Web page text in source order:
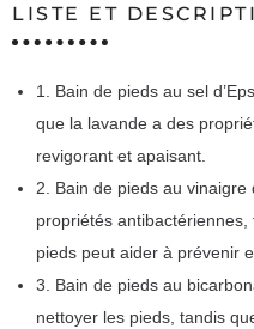
LISTE ET
1. Bain de pieds au sel
que la lavande a des
revigorant et apaisant.
2. Bain de pieds au
propriétés
pieds peut aider à prévenir
3. Bain de pieds au
nettoyer les pieds, tandis